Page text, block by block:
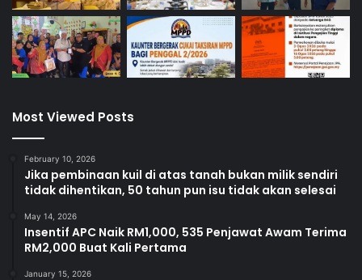
Most Viewed Posts
February 10, 2026
Jika pembinaan kuil di atas tanah bukan milik sendiri
tidak dihentikan, 50 tahun pun isu tidak akan selesai
May 14, 2026
Insentif APC Naik RM1,000, 535 Penjawat Awam Terima
RM2,000 Buat Kali Pertama
January 15, 2026